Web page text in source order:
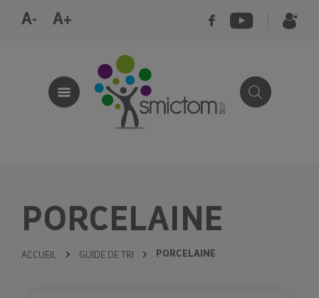
A- A+
PORCELAINE
ACCUEIL GUIDE DE TRI PORCELAINE